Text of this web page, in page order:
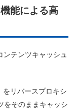
能による高
テンツキャッシュ
リバースプロキシ
をそのままキャッシ